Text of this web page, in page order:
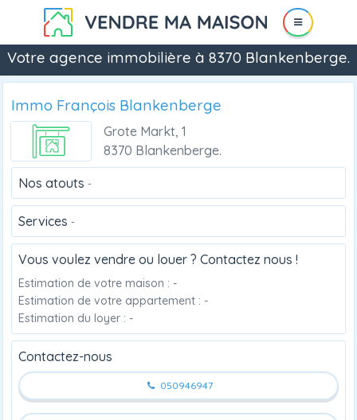
Votre agence immobilière à 8370 Blankenberge.
Immo François Blankenberge
Grote Markt, 1
8370 Blankenberge.
Nos atouts -
Services -
Vous voulez vendre ou louer ? Contactez nous !
Estimation de votre maison : -
Estimation de votre appartement : -
Estimation du loyer : -
Contactez-nous
050946947